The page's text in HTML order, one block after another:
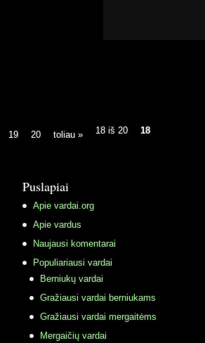
18 iš 20 18
19 20 toliau »
Puslapiai
Apie vardai.org
Apie vardus
Naujausi komentarai
Populiariausi vardai
Berniukų vardai
Gražiausi vardai berniukams
Gražiausi vardai mergaitėms
Mergaičių vardai